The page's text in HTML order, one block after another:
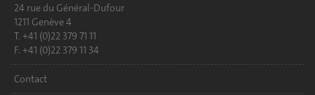
24 rue du Général-Dufour
1211 Genève 4
T. +41 (0)22 379 71 11
F. +41 (0)22 379 11 34
Contact